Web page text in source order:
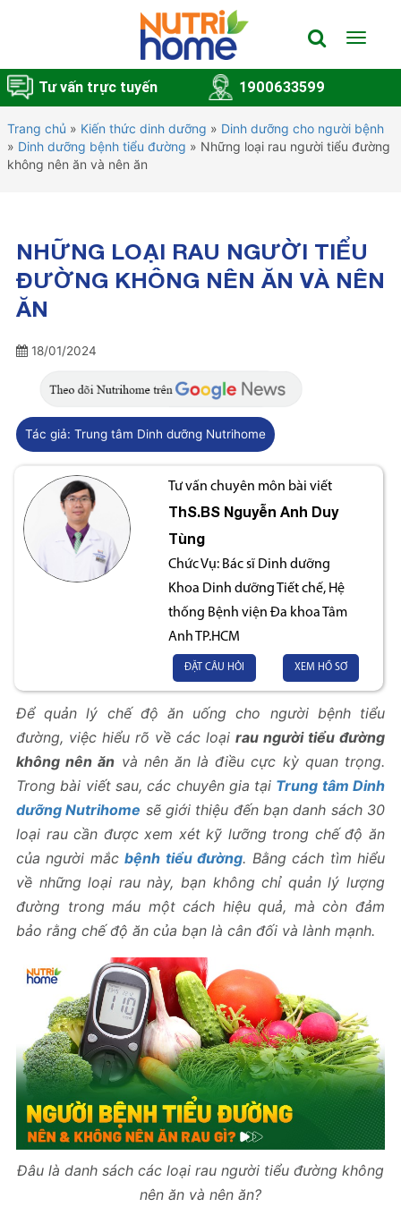
Toggle
Tư vấn trực tuyến 1900633599
Trang chủ » Kiến thức dinh dưỡng » Dinh dưỡng cho người bệnh
» Dinh dưỡng bệnh tiểu đường » Những loại rau người tiểu đường
không nên ăn và nên ăn
NHỮNG LOẠI RAU NGƯỜI TIỂU
ĐƯỜNG KHÔNG NÊN ĂN VÀ NÊN
ĂN
18/01/2024
Tác giả: Trung tâm Dinh dưỡng Nutrihome
Tư vấn chuyên môn bài viết
ThS.BS Nguyễn Anh Duy
Tùng
Chức Vụ: Bác sĩ Dinh dưỡng
Khoa Dinh dưỡng Tiết chế, Hệ
thống Bệnh viện Đa khoa Tâm
Anh TP.HCM
ĐẶT CÂU HỎI XEM HỒ SƠ
Để quản lý chế độ ăn uống cho người bệnh tiểu
đường, việc hiểu rõ về các loại rau người tiểu đường
không nên ăn và nên ăn là điều cực kỳ quan trọng.
Trong bài viết sau, các chuyên gia tại Trung tâm Dinh
dưỡng Nutrihome sẽ giới thiệu đến bạn danh sách 30
loại rau cần được xem xét kỹ lưỡng trong chế độ ăn
của người mắcbệnh tiểu đường. Bằng cách tìm hiểu
về những loại rau này, bạn không chỉ quản lý lượng
đường trong máu một cách hiệu quả, mà còn đảm
bảo rằng chế độ ăn của bạn là cân đối và lành mạnh.
Đâu là danh sách các loại rau người tiểu đường không
nên ăn và nên ăn?